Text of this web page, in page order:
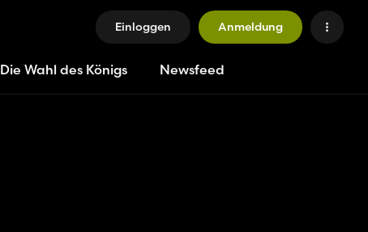
Einloggen Anmeldung
Die Wahl des Königs Newsfeed